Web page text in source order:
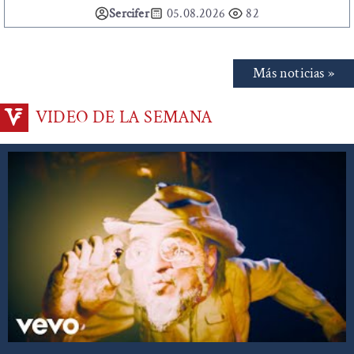
Sercifer 05.08.2026 82
Más noticias »
VIDEO DE LA SEMANA